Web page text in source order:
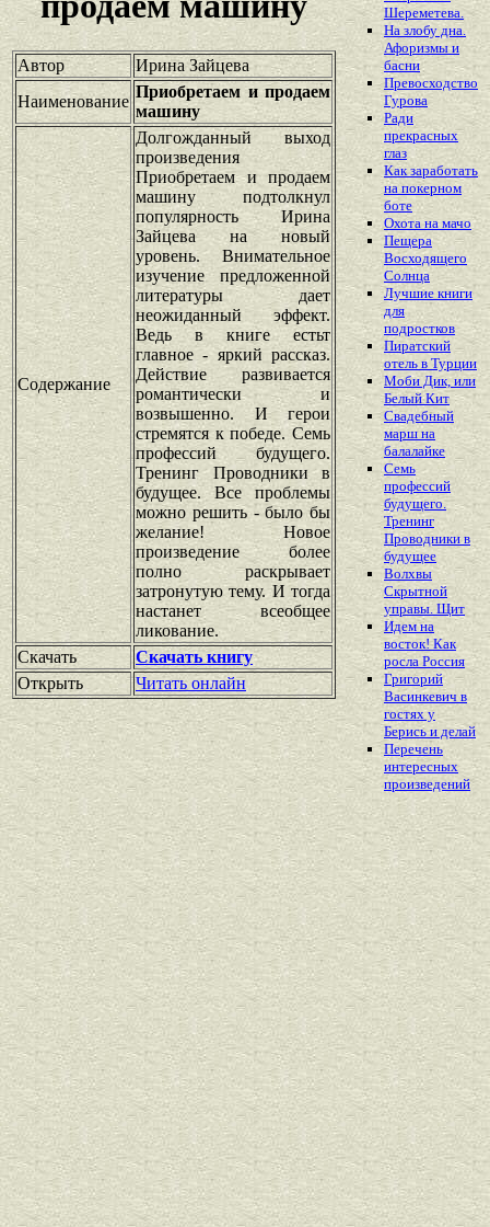
Автор
Ирина Зайцева
Наименование
Приобретаем и продаем
машину
Содержание
Долгожданный выход
произведения
Приобретаем и продаем
машину подтолкнул
популярность Ирина
Зайцева на новый
уровень. Внимательное
изучение предложенной
литературы дает
неожиданный эффект.
Ведь в книге естьт
главное - яркий рассказ.
Действие развивается
романтически и
возвышенно. И герои
стремятся к победе. Семь
профессий будущего.
Тренинг Проводники в
будущее. Все проблемы
можно решить - было бы
желание! Новое
произведение более
полно раскрывает
затронутую тему. И тогда
настанет всеобщее
ликование.
Скачать
Скачать книгу
Открыть
Читать онлайн
Шереметева.
На злобу дна.
Афоризмы и
басни
Превосходство
Гурова
Ради
прекрасных
глаз
Как заработать
на покерном
боте
Охота на мачо
Пещера
Восходящего
Солнца
Лучшие книги
для
подростков
Пиратский
отель в Турции
Моби Дик, или
Белый Кит
Свадебный
марш на
балалайке
Семь
профессий
будущего.
Тренинг
Проводники в
будущее
Волхвы
Скрытной
управы. Щит
Идем на
восток! Как
росла Россия
Григорий
Васинкевич в
гостях у
Берись и делай
Перечень
интересных
произведений